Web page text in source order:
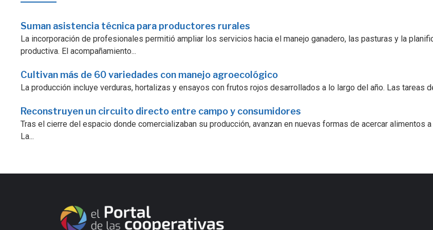
Suman asistencia técnica para productores rurales
La incorporación de profesionales permitió ampliar los servicios hacia el manejo ganadero, las pasturas y la
productiva. El acompañamiento...
Cultivan más de 60 variedades con manejo agroecológico
La producción incluye verduras, hortalizas y ensayos con frutos rojos desarrollados a lo largo del año. Las tareas
Reconstruyen un circuito directo entre campo y consumidores
Tras el cierre del espacio donde comercializaban su producción, avanzan en nuevas formas de acercar alimentos a
La...